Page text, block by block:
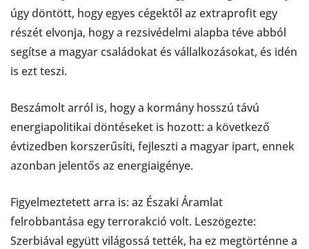
úgy döntött, hogy egyes cégektől az extraprofit egy
részét elvonja, hogy a rezsivédelmi alapba téve abból
segítse a magyar családokat és vállalkozásokat, és idén
is ezt teszi.
Beszámolt arról is, hogy a kormány hosszú távú
energiapolitikai döntéseket is hozott: a következő
évtizedben korszerűsíti, fejleszti a magyar ipart, ennek
azonban jelentős az energiaigénye.
Figyelmeztetett arra is: az Északi Áramlat
felrobbantása egy terrorakció volt. Leszögezte:
Szerbiával együtt világossá tették, ha ez megtörténne a